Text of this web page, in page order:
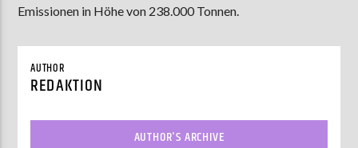
Emissionen in Höhe von 238.000 Tonnen.
AUTHOR
REDAKTION
AUTHOR'S ARCHIVE